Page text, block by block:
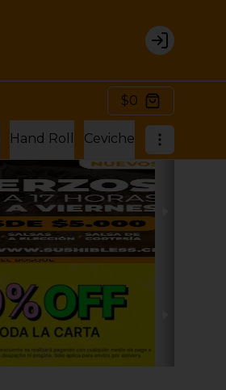
Login
$0
Hand Roll Ceviche Hosomaki